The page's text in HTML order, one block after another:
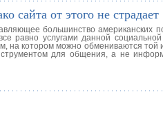
сайта от этого не страдает
большинство американских
равно услугами данной
на котором можно обмениваются
для общения, а не